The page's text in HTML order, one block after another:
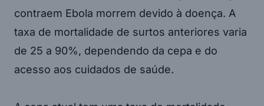
contraem Ebola morrem devido à doença. A
taxa de mortalidade de surtos anteriores varia
de 25 a 90%, dependendo da cepa e do
acesso aos cuidados de saúde.